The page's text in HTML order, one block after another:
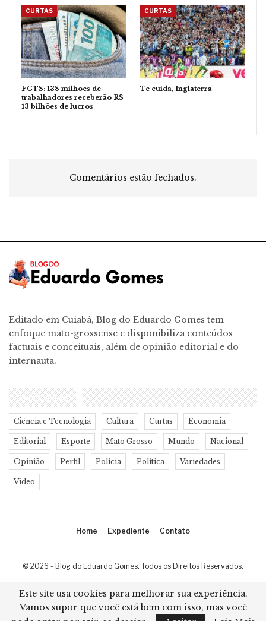
CURTAS
FGTS: 138 milhões de
trabalhadores receberão R$
13 bilhões de lucros
CURTAS
Te cuida, Inglaterra
Comentários estão fechados.
Editado em Cuiabá, Blog do Eduardo Gomes tem
enfoque mato-grossense e disponibiliza conteúdos
factuais e conceituais, além de opinião editorial e do
internauta.
CATEGORIAS
Ciência e Tecnologia Cultura Curtas Economia
Editorial Esporte Mato Grosso Mundo Nacional
Opinião Perfil Polícia Política Variedades
Vídeo
Home Expediente Contato
© 2026 - Blog do Eduardo Gomes. Todos os Direitos Reservados.
Desenvolvimento:Ricard Cristian
Este site usa cookies para melhorar sua experiência.
Vamos supor que você está bem com isso, mas você